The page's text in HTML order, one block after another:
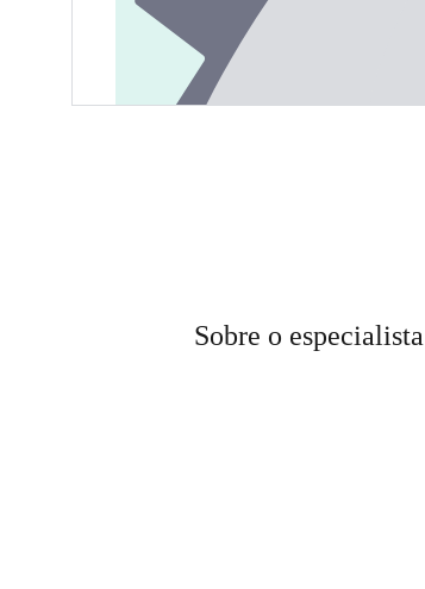
Sobre o especialista